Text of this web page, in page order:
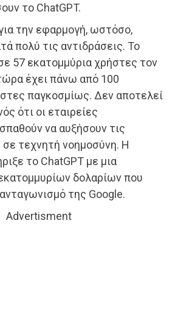
το ChatGPT.
την εφαρμογή, ωστόσο,
πολύ τις αντιδράσεις. Το
57 εκατομμύρια χρήστες τον
έχει πάνω από 100
παγκοσμίως. Δεν αποτελεί
ότι οι εταιρείες
να αυξήσουν τις
τεχνητή νοημοσύνη. Η
το ChatGPT με μια
δολαρίων που
της Google.
Advertisment